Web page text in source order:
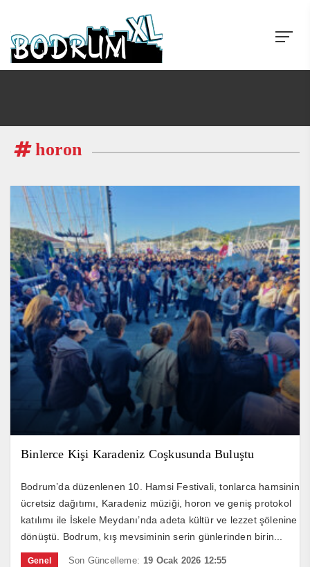
horon
Binlerce Kişi Karadeniz Coşkusunda Buluştu
Bodrum’da düzenlenen 10. Hamsi Festivali, tonlarca hamsinin
ücretsiz dağıtımı, Karadeniz müziği, horon ve geniş protokol
katılımı ile İskele Meydanı’nda adeta kültür ve lezzet şölenine
dönüştü. Bodrum, kış mevsiminin serin günlerinden birin...
Genel Son Güncelleme: 19 Ocak 2026 12:55